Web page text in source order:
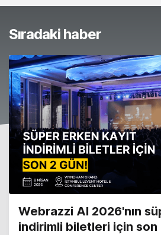
Sıradaki haber
Webrazzi AI 2026'nın
indirimli biletleri için son